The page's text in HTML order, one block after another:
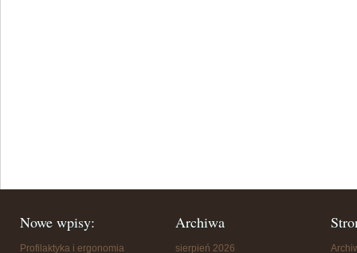
Nowe wpisy:
Profilaktyka i ergonomia
Archiwa
sierpień 2026